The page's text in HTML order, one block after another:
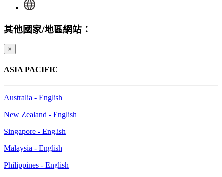
其他國家/地區網站：
×
ASIA PACIFIC
Australia - English
New Zealand - English
Singapore - English
Malaysia - English
Philippines - English